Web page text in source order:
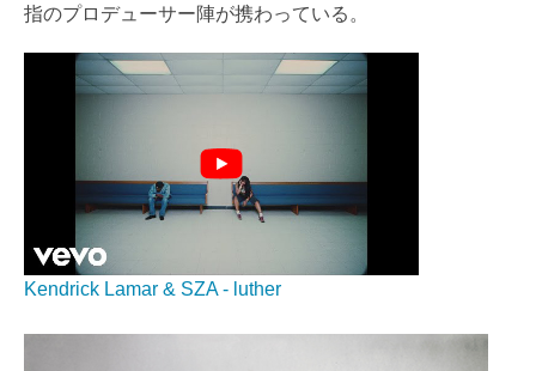
指のプロデューサー陣が携わっている。
Kendrick Lamar & SZA - luther